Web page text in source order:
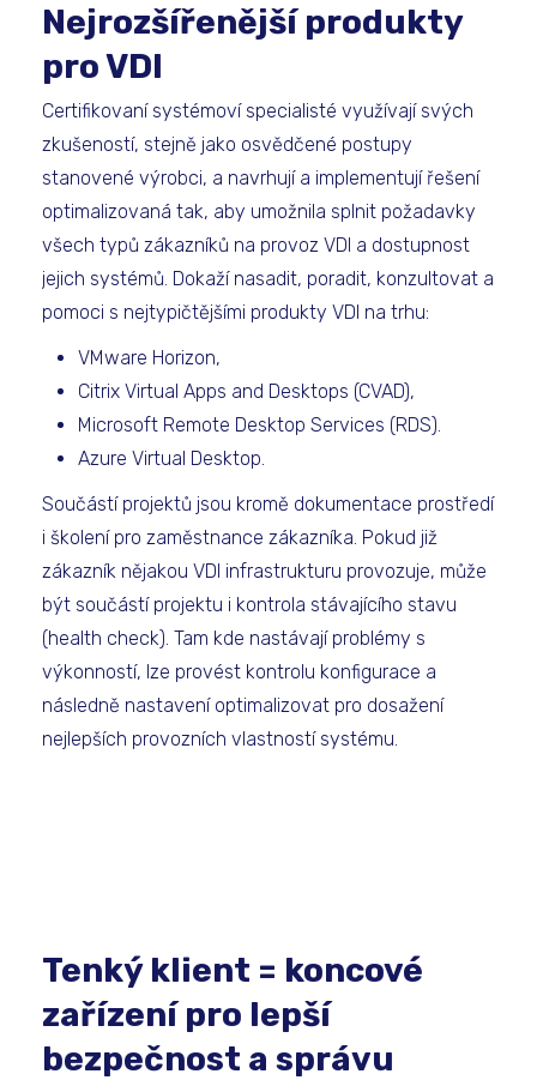
Nejrozšířenější produkty
pro VDI
Certifikovaní systémoví specialisté využívají svých
zkušeností, stejně jako osvědčené postupy
stanovené výrobci, a navrhují a implementují řešení
optimalizovaná tak, aby umožnila splnit požadavky
všech typů zákazníků na provoz VDI a dostupnost
jejich systémů. Dokaží nasadit, poradit, konzultovat a
pomoci s nejtypičtějšími produkty VDI na trhu:
VMware Horizon,
Citrix Virtual Apps and Desktops (CVAD),
Microsoft Remote Desktop Services (RDS).
Azure Virtual Desktop.
Součástí projektů jsou kromě dokumentace prostředí
i školení pro zaměstnance zákazníka. Pokud již
zákazník nějakou VDI infrastrukturu provozuje, může
být součástí projektu i kontrola stávajícího stavu
(health check). Tam kde nastávají problémy s
výkonností, lze provést kontrolu konfigurace a
následně nastavení optimalizovat pro dosažení
nejlepších provozních vlastností systému.
Tenký klient = koncové
zařízení pro lepší
bezpečnost a správu